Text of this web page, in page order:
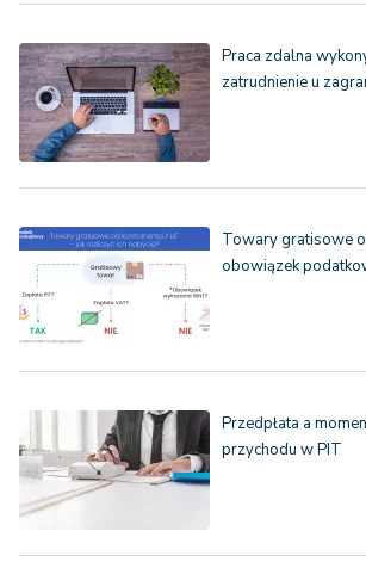
Praca zdalna
zatrudnienie u
Towary gratisowe
obowiązek
Przedpłata a
przychodu w PIT